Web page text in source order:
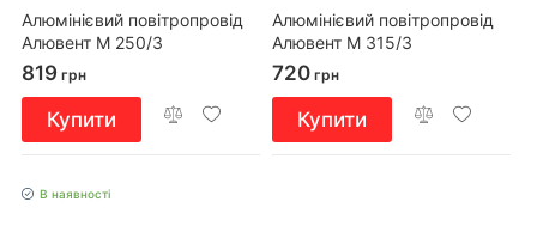
Алюмінієвий повітропровід
Алювент М 250/3
819 грн
Купити
Алюмінієвий повітропровід
Алювент М 315/3
720 грн
Купити
В наявності